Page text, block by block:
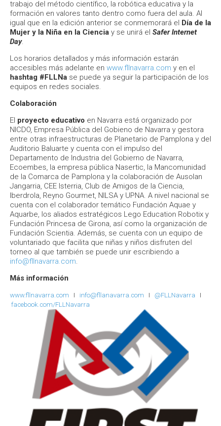
trabajo del método científico, la robótica educativa y la
formación en valores tanto dentro como fuera del aula. Al
igual que en la edición anterior se conmemorará el Día de la
Mujer y la Niña en la Ciencia y se unirá el Safer Internet
Day.
Los horarios detallados y más información estarán
accesibles más adelante en www.fllnavarra.com y en el
hashtag #FLLNa se puede ya seguir la participación de los
equipos en redes sociales.
Colaboración
El proyecto educativo en Navarra está organizado por
NICDO, Empresa Pública del Gobieno de Navarra y gestora
entre otras infraestructuras de Planetario de Pamplona y del
Auditorio Baluarte y cuenta con el impulso del
Departamento de Industria del Gobierno de Navarra,
Ecoembes, la empresa pública Nasertic, la Mancomunidad
de la Comarca de Pamplona y la colaboración de Ausolan
Jangarria, CEE Isterria, Club de Amigos de la Ciencia,
Iberdrola, Reyno Gourmet, NILSA y UPNA. A nivel nacional se
cuenta con el colaborador temático Fundación Aquae y
Aquarbe, los aliados estratégicos Lego Education Robotix y
Fundación Princesa de Girona, así como la organización de
Fundación Scientia. Además, se cuenta con un equipo de
voluntariado que facilita que niñas y niños disfruten del
torneo al que también se puede unir escribiendo a
info@fllnavarra.com.
Más información
www.fllnavarra.com I info@fllanavarra.com I @FLLNavarra I
facebook.com/FLLNavarra